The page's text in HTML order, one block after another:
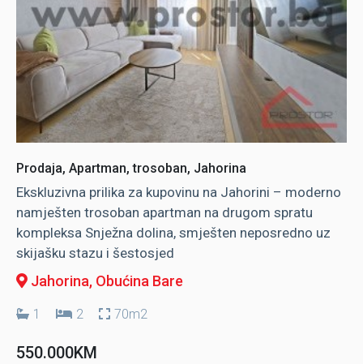
Prodaja, Apartman, trosoban, Jahorina
Ekskluzivna prilika za kupovinu na Jahorini – moderno
namješten trosoban apartman na drugom spratu
kompleksa Snježna dolina, smješten neposredno uz
skijašku stazu i šestosjed
Jahorina, Obućina Bare
1 2 70m2
550.000KM